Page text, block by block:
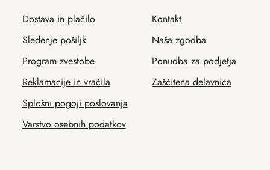
Dostava in plačilo
Sledenje pošiljk
Program zvestobe
Reklamacije in vračila
Splošni pogoji poslovanja
Varstvo osebnih podatkov
Kontakt
Naša zgodba
Ponudba za podjetja
Zaščitena delavnica